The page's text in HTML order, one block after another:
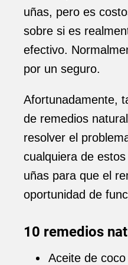
uñas, pero es
sobre si es
efectivo.
por un seguro.
Afortunadamente,
de remedios
resolver el
cualquiera de
uñas para que el
oportunidad de
10 remedios
Aceite de coco